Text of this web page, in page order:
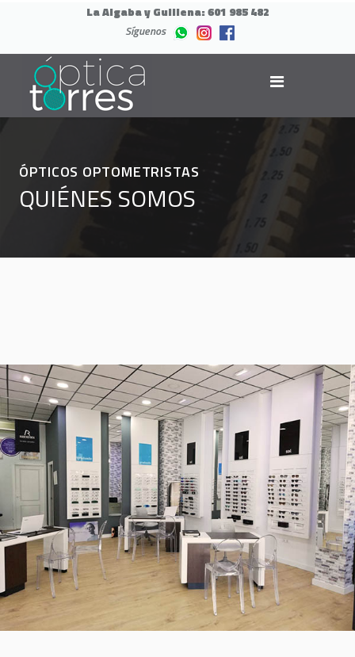
La Algaba y Guillena:601 985 482
Síguenos
ÓPTICOS OPTOMETRISTAS
QUIÉNES SOMOS